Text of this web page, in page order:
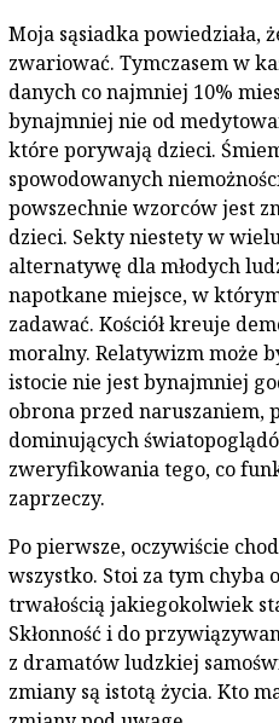
Moja sąsiadka powiedziała,
zwariować. Tymczasem w
danych co najmniej 10%
bynajmniej nie od
które porywają dzieci.
spowodowanych
powszechnie wzorców jest
dzieci. Sekty niestety w
alternatywę dla młodych
napotkane miejsce, w
zadawać. Kościół kreuje
moralny. Relatywizm może
istocie nie jest bynajmniej
obrona przed naruszaniem,
dominujących
zweryfikowania tego, co
zaprzeczy.
Po pierwsze, oczywiście
wszystko. Stoi za tym chyba
trwałością jakiegokolwiek
Skłonność i do
z dramatów ludzkiej
zmiany są istotą życia. Kto